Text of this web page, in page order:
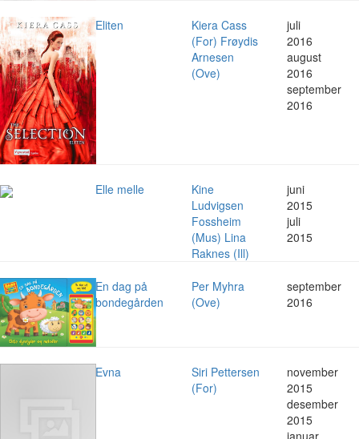
Eliten
Kiera Cass
(For) Frøydis
Arnesen
(Ove)
juli
2016
august
2016
september
2016
Elle melle
Kine
Ludvigsen
Fossheim
(Mus) Lina
Raknes (Ill)
juni
2015
juli
2015
En dag på
bondegården
Per Myhra
(Ove)
september
2016
Evna
Siri Pettersen
(For)
november
2015
desember
2015